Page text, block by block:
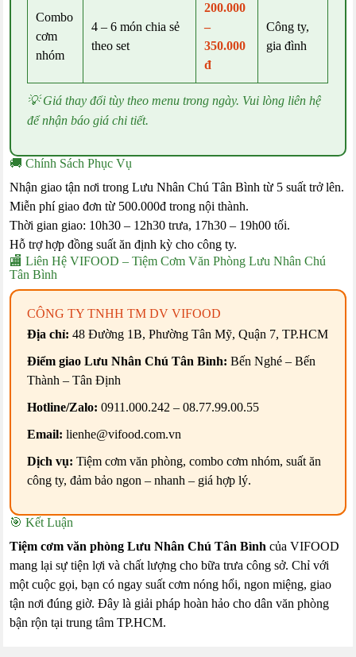
Combo
cơm
nhóm
4 – 6 món chia sẻ
theo set
200.000
–
350.000
đ
Công ty,
gia đình
💡 Giá thay đổi tùy theo menu trong ngày. Vui lòng liên hệ
để nhận báo giá chi tiết.
🚚 Chính Sách Phục Vụ
Nhận giao tận nơi trong Lưu Nhân Chú Tân Bình từ 5 suất trở lên.
Miễn phí giao đơn từ 500.000đ trong nội thành.
Thời gian giao: 10h30 – 12h30 trưa, 17h30 – 19h00 tối.
Hỗ trợ hợp đồng suất ăn định kỳ cho công ty.
🏬 Liên Hệ VIFOOD – Tiệm Cơm Văn Phòng Lưu Nhân Chú
Tân Bình
CÔNG TY TNHH TM DV VIFOOD
Địa chỉ: 48 Đường 1B, Phường Tân Mỹ, Quận 7, TP.HCM
Điểm giao Lưu Nhân Chú Tân Bình: Bến Nghé – Bến
Thành – Tân Định
Hotline/Zalo: 0911.000.242 – 08.77.99.00.55
Email: lienhe@vifood.com.vn
Dịch vụ: Tiệm cơm văn phòng, combo cơm nhóm, suất ăn
công ty, đảm bảo ngon – nhanh – giá hợp lý.
🎯 Kết Luận
Tiệm cơm văn phòng Lưu Nhân Chú Tân Bình của VIFOOD
mang lại sự tiện lợi và chất lượng cho bữa trưa công sở. Chỉ với
một cuộc gọi, bạn có ngay suất cơm nóng hổi, ngon miệng, giao
tận nơi đúng giờ. Đây là giải pháp hoàn hảo cho dân văn phòng
bận rộn tại trung tâm TP.HCM.